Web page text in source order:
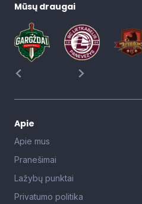
Mūsų draugai
Apie
Apie mus
Pranešimai
Lažybų punktai
Privatumo politika